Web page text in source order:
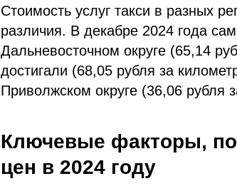
Стоимость услуг такси в разных
различия. В декабре 2024 года
Дальневосточном округе (65,14
достигали (68,05 рубля за
Приволжском округе (36,06 рубля
Ключевые факторы,
цен в 2024 году